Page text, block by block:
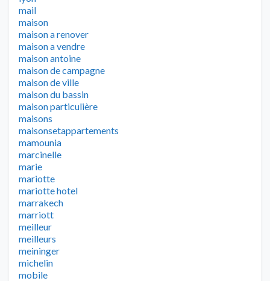
mail
maison
maison a renover
maison a vendre
maison antoine
maison de campagne
maison de ville
maison du bassin
maison particulière
maisons
maisonsetappartements
mamounia
marcinelle
marie
mariotte
mariotte hotel
marrakech
marriott
meilleur
meilleurs
meininger
michelin
mobile